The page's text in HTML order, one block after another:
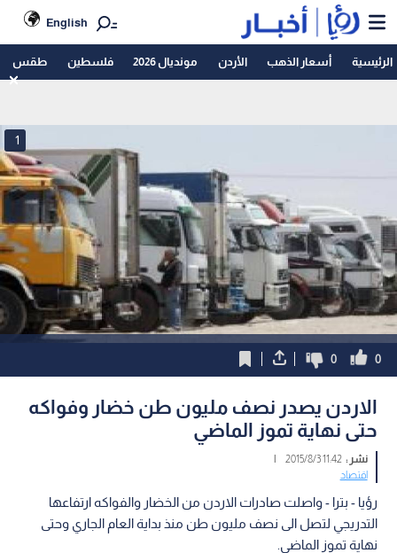
English
الرئيسية أسعار الذهب الأردن مونديال 2026 فلسطين طقس
1
0
0
الاردن يصدر نصف مليون طن خضار وفواكه
حتى نهاية تموز الماضي
نشر :11:42 2015/8/3
|
اقتصاد
رؤيا - بترا - واصلت صادرات الاردن من الخضار والفواكه ارتفاعها
التدريجي لتصل الى نصف مليون طن منذ بداية العام الجاري وحتى
نهاية تموز الماضي.